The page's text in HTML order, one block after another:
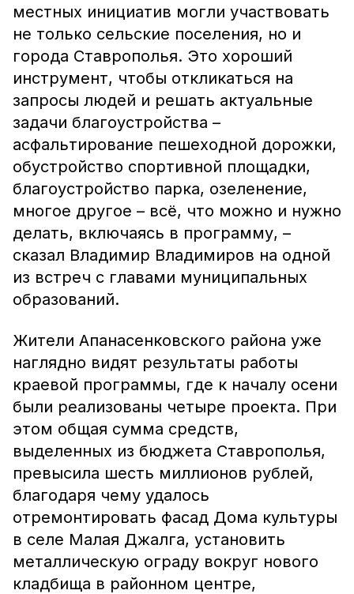
местных инициатив могли участвовать
не только сельские поселения, но и
города Ставрополья. Это хороший
инструмент, чтобы откликаться на
запросы людей и решать актуальные
задачи благоустройства –
асфальтирование пешеходной дорожки,
обустройство спортивной площадки,
благоустройство парка, озеленение,
многое другое – всё, что можно и нужно
делать, включаясь в программу, –
сказал Владимир Владимиров на одной
из встреч с главами муниципальных
образований.
Жители Апанасенковского района уже
наглядно видят результаты работы
краевой программы, где к началу осени
были реализованы четыре проекта. При
этом общая сумма средств,
выделенных из бюджета Ставрополья,
превысила шесть миллионов рублей,
благодаря чему удалось
отремонтировать фасад Дома культуры
в селе Малая Джалга, установить
металлическую ограду вокруг нового
кладбища в районном центре,